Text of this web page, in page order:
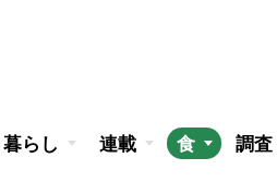
暮らし 連載 食 調査